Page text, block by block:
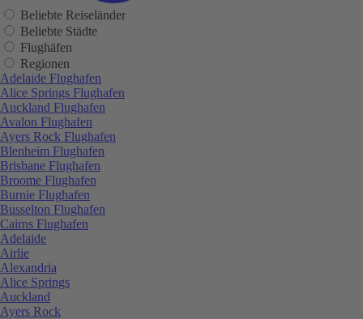
Beliebte Reiseländer
Beliebte Städte
Flughäfen
Regionen
Adelaide Flughafen
Alice Springs Flughafen
Auckland Flughafen
Avalon Flughafen
Ayers Rock Flughafen
Blenheim Flughafen
Brisbane Flughafen
Broome Flughafen
Burnie Flughafen
Busselton Flughafen
Cairns Flughafen
Adelaide
Airlie
Alexandria
Alice Springs
Auckland
Ayers Rock